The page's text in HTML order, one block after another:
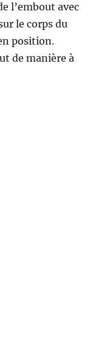
l’embout avec
le corps du
position.
de manière à